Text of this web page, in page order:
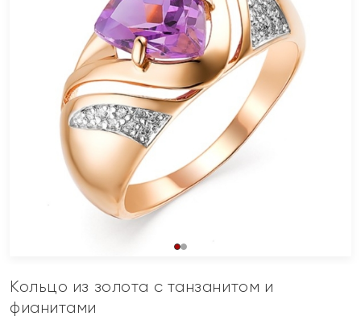
Кольцо из золота с танзанитом и
фианитами